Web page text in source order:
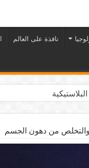
نافذة على العالم
والتخلص من دهون الجسم